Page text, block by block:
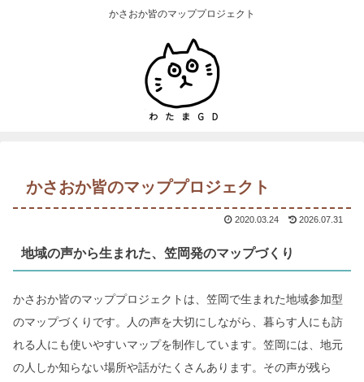
かさおか皆のマッププロジェクト
かさおか皆のマッププロジェクト
2020.03.24 2026.07.31
地域の声から生まれた、笠岡発のマップづくり
かさおか皆のマッププロジェクト は、笠岡で生まれた地域参加型
のマップづくりです。
人の声を大切にしながら、暮らす人にも訪
れる人にも使いやすいマップを制作しています。 笠岡には、地元
の人しか知らない場所や話がたくさんあります。 その声が残ら